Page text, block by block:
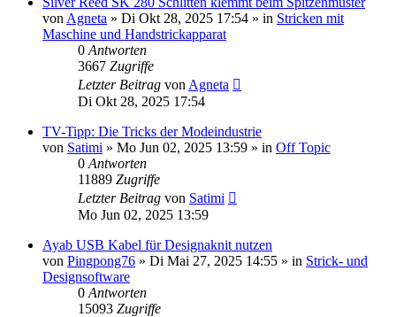
von Agneta » Di Okt 28, 2025 17:54 » in Stricken mit
Maschine und Handstrickapparat
0 Antworten
3667 Zugriffe
Letzter Beitrag von Agneta
Di Okt 28, 2025 17:54
TV-Tipp: Die Tricks der Modeindustrie
von Satimi » Mo Jun 02, 2025 13:59 » in Off Topic
0 Antworten
11889 Zugriffe
Letzter Beitrag von Satimi
Mo Jun 02, 2025 13:59
Ayab USB Kabel für Designaknit nutzen
von Pingpong76 » Di Mai 27, 2025 14:55 » in Strick- und
Designsoftware
0 Antworten
15093 Zugriffe